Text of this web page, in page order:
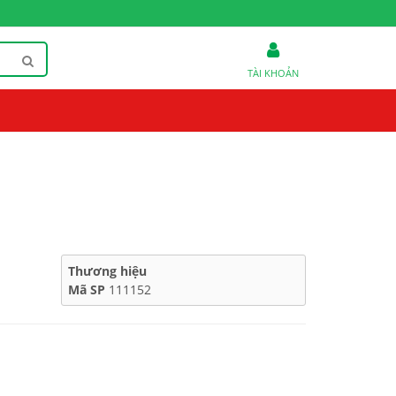
TÀI KHOẢN
Thương hiệu
Mã SP 111152